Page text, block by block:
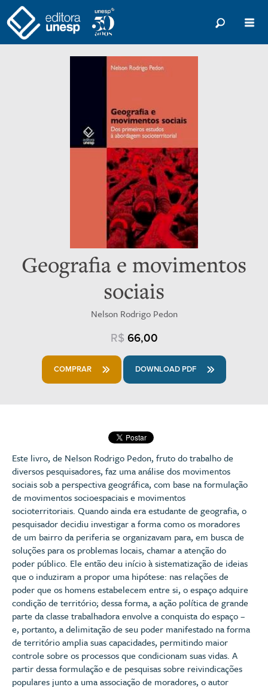
Geografia e movimentos
sociais
Nelson Rodrigo Pedon
R$ 66,00
COMPRAR DOWNLOAD PDF
Este livro, de Nelson Rodrigo Pedon, fruto do trabalho de
diversos pesquisadores, faz uma análise dos movimentos
sociais sob a perspectiva geográfica, com base na formulação
de movimentos socioespaciais e movimentos
socioterritoriais. Quando ainda era estudante de geografia, o
pesquisador decidiu investigar a forma como os moradores
de um bairro da periferia se organizavam para, em busca de
soluções para os problemas locais, chamar a atenção do
poder público. Ele então deu início à sistematização de ideias
que o induziram a propor uma hipótese: nas relações de
poder que os homens estabelecem entre si, o espaço adquire
condição de território; dessa forma, a ação política de grande
parte da classe trabalhadora envolve a conquista do espaço –
e, portanto, a delimitação de seu poder manifestado na forma
de território amplia suas capacidades, permitindo maior
controle sobre os processos que condicionam suas vidas. A
partir dessa formulação e de pesquisas sobre reivindicações
populares junto a uma associação de moradores, o autor